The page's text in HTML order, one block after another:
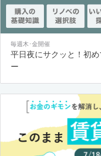
毎週木･金開催
平日夜にサクッと！初
ー